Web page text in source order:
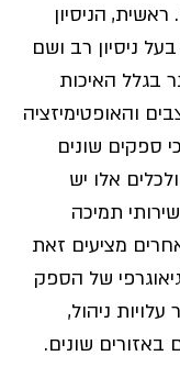
הניסיון
ניסיון רב ושם
בגלל האיכות
והאופטימיזציה
ספקים שונים
אלו יש
תמיכה
מציעים זאת
של הספק
ניהול,
באזורים שונים.